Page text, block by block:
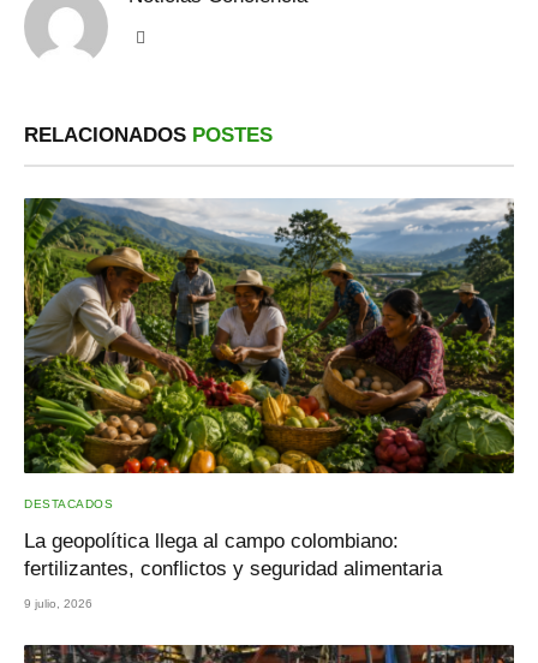
RELACIONADOS POSTES
DESTACADOS
La geopolítica llega al campo colombiano:
fertilizantes, conflictos y seguridad alimentaria
9 julio, 2026